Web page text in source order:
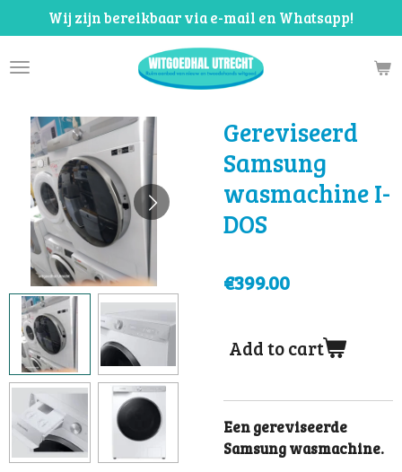
to
main
Wij zijn bereikbaar via e-mail en Whatsapp!
Gereviseerd
Samsung
wasmachine I-
DOS
€399.00
Add to cart
Een gereviseerde
Samsung wasmachine.